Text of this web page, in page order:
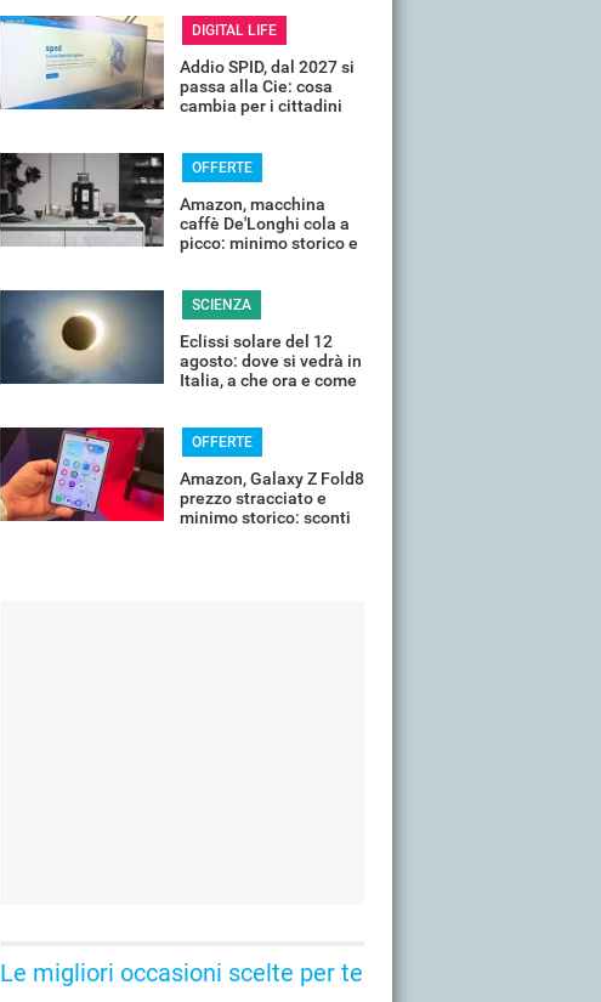
DIGITAL LIFE
Addio SPID, dal 2027 si
passa alla Cie: cosa
cambia per i cittadini
OFFERTE
Amazon, macchina
caffè De'Longhi cola a
picco: minimo storico e
SCIENZA
Eclissi solare del 12
agosto: dove si vedrà in
Italia, a che ora e come
OFFERTE
Amazon, Galaxy Z Fold8
prezzo stracciato e
minimo storico: sconti
Le migliori occasioni scelte per te